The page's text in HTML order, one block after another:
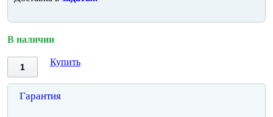
В наличии
Купить
Гарантия